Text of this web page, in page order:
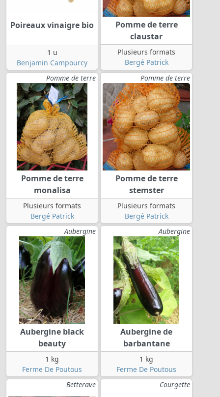
Poireaux vinaigre bio
1 u
Benjamin Campourcy
Pomme de terre
claustar
Plusieurs formats
Bergé Patrick
Pomme de terre
Pomme de terre
monalisa
Plusieurs formats
Bergé Patrick
Pomme de terre
Pomme de terre
stemster
Plusieurs formats
Bergé Patrick
Aubergine
Aubergine black
beauty
1 kg
Ferme De Poutous
Aubergine
Aubergine de
barbantane
1 kg
Ferme De Poutous
Betterave
Courgette